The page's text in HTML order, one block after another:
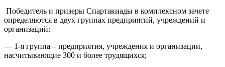
Победитель и призеры Спартакиады в комплексном зачете
определяются в двух группах предприятий, учреждений и
организаций:
— 1-я группа – предприятия, учреждения и организации,
насчитывающие 300 и более трудящихся;